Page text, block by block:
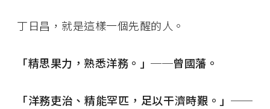
丁日昌，就是這樣一個先醒的人。
「精思果力，熟悉洋務。」──曾國藩。
「洋務吏治、精能罕匹，足以干濟時艱。」──